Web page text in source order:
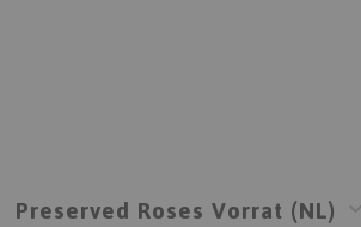
Preserved Roses Vorrat (NL)